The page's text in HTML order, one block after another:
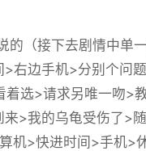
（接下去剧情中单
右边手机>分别个问
选>请求另唯一吻>
>我的乌龟受伤了>
机>快进时间>手机>